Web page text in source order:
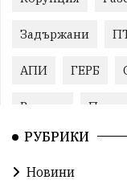
Задържани
АПИ ГЕРБ
Ремонт
Илияна Йотова
Бойко Борисов
РУБРИКИ
Новини